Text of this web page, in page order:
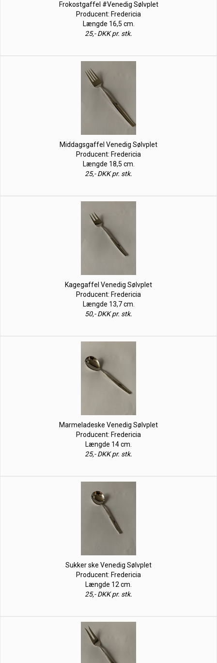
Frokostgaffel #Venedig Sølvplet
Producent: Fredericia
Længde 16,5 cm.
25,- DKK pr. stk.
Middagsgaffel Venedig Sølvplet
Producent: Fredericia
Længde 18,5 cm.
25,- DKK pr. stk.
Kagegaffel Venedig Sølvplet
Producent: Fredericia
Længde 13,7 cm.
50,- DKK pr. stk.
Marmeladeske Venedig Sølvplet
Producent: Fredericia
Længde 14 cm.
25,- DKK pr. stk.
Sukker ske Venedig Sølvplet
Producent: Fredericia
Længde 12 cm.
25,- DKK pr. stk.